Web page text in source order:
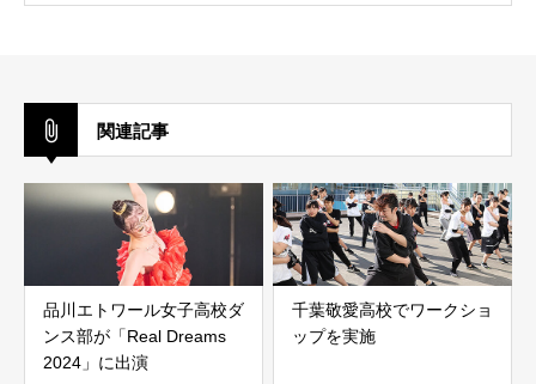
関連記事
品川エトワール女子高校ダ
ンス部が「Real Dreams
2024」に出演
千葉敬愛高校でワークショ
ップを実施